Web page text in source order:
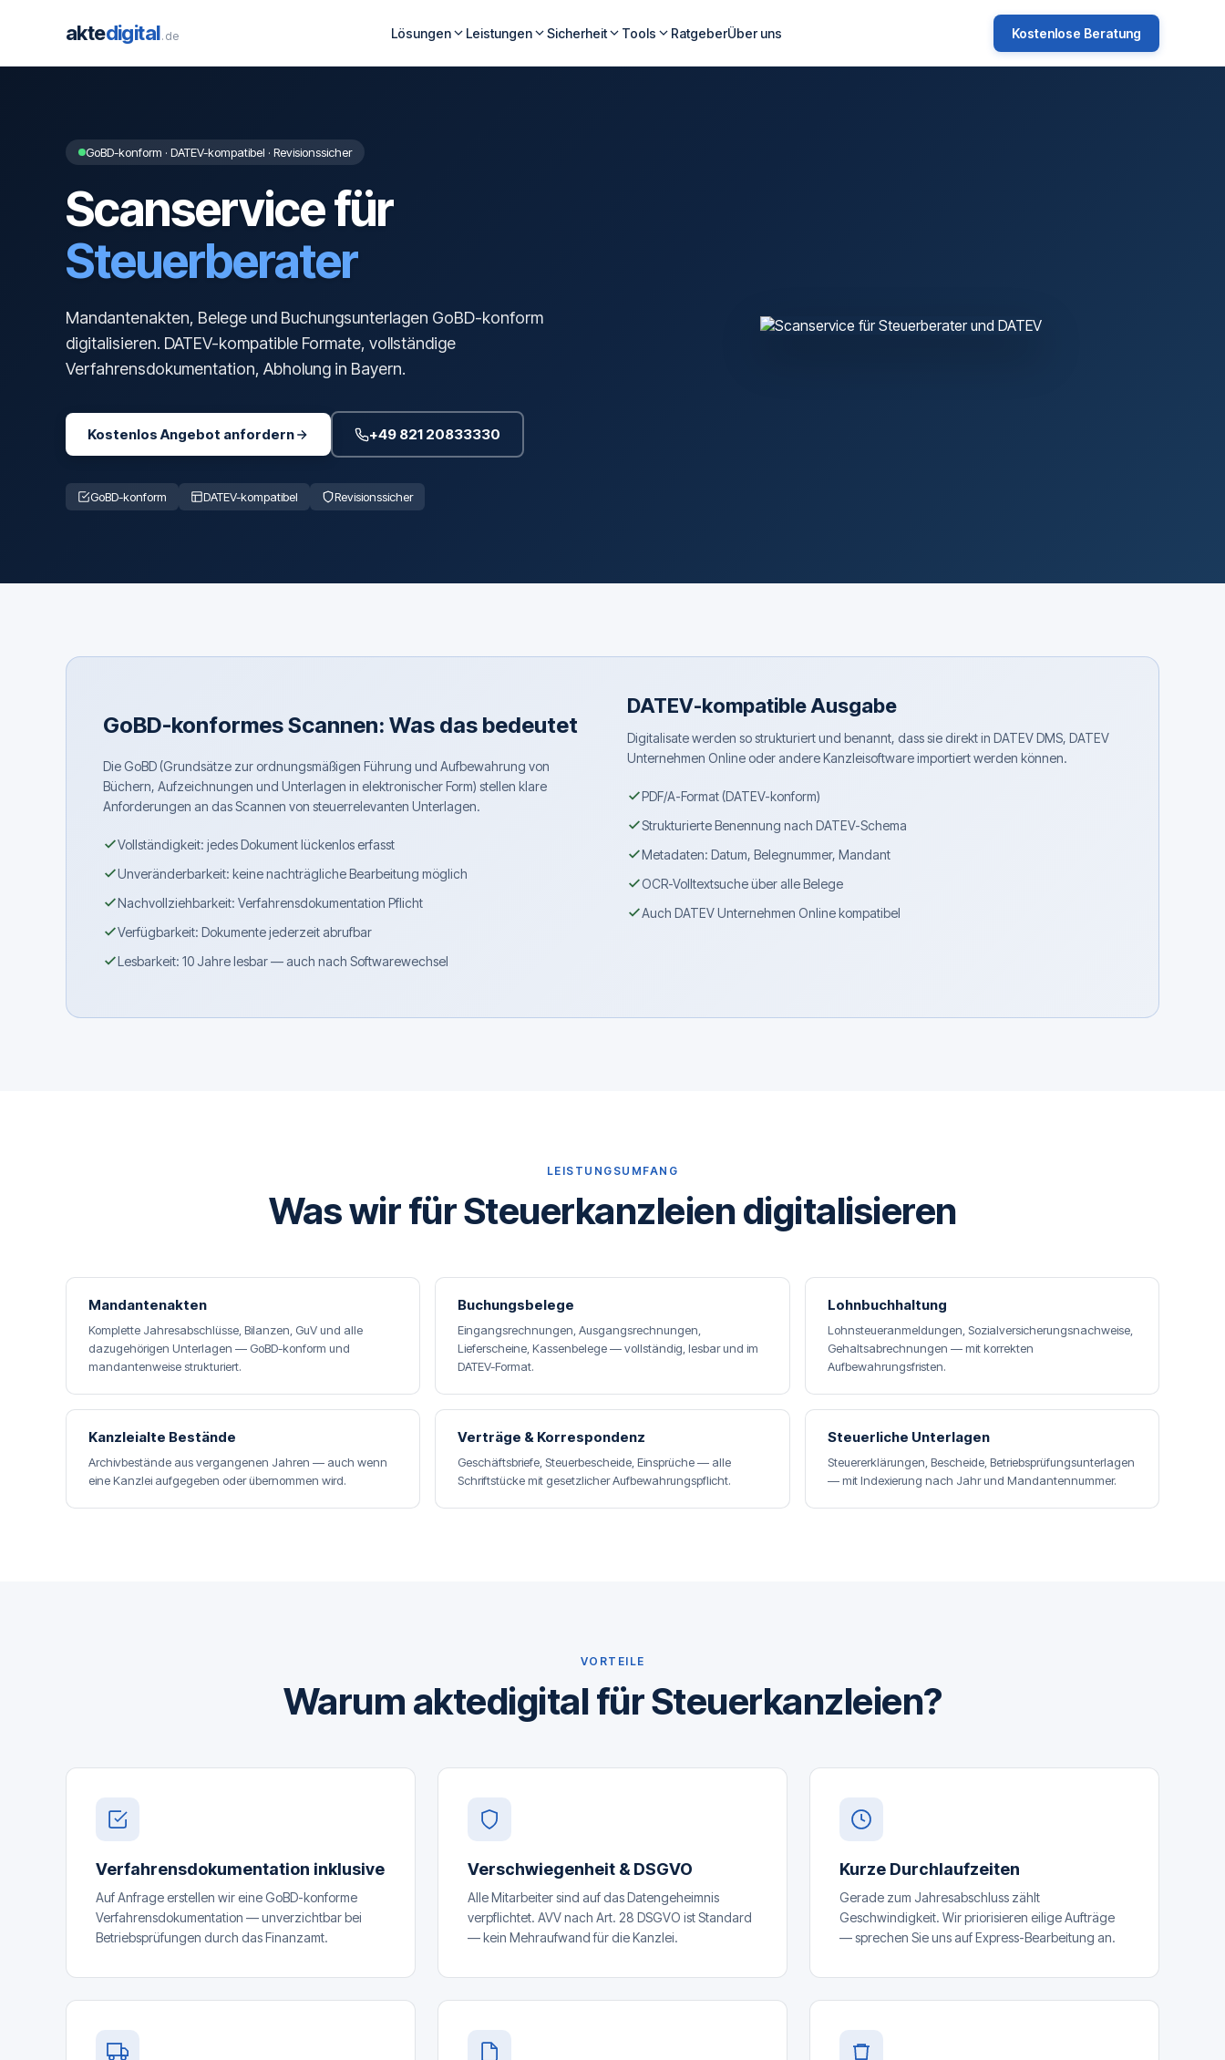
aktedigital.de Lösungen Leistungen Sicherheit Tools RatgeberÜber uns Kostenlose Beratung
GoBD-konform · DATEV-kompatibel · Revisionssicher
Scanservice für
Steuerberater
Mandantenakten, Belege und Buchungsunterlagen GoBD-konform
digitalisieren. DATEV-kompatible Formate, vollständige
Verfahrensdokumentation, Abholung in Bayern.
Kostenlos Angebot anfordern +49 821 20833330
GoBD-konform DATEV-kompatibel Revisionssicher
GoBD-konformes Scannen: Was das bedeutet
Die GoBD (Grundsätze zur ordnungsmäßigen Führung und Aufbewahrung von
Büchern, Aufzeichnungen und Unterlagen in elektronischer Form) stellen klare
Anforderungen an das Scannen von steuerrelevanten Unterlagen.
Vollständigkeit: jedes Dokument lückenlos erfasst
Unveränderbarkeit: keine nachträgliche Bearbeitung möglich
Nachvollziehbarkeit: Verfahrensdokumentation Pflicht
Verfügbarkeit: Dokumente jederzeit abrufbar
Lesbarkeit: 10 Jahre lesbar — auch nach Softwarewechsel
DATEV-kompatible Ausgabe
Digitalisate werden so strukturiert und benannt, dass sie direkt in DATEV DMS, DATEV
Unternehmen Online oder andere Kanzleisoftware importiert werden können.
PDF/A-Format (DATEV-konform)
Strukturierte Benennung nach DATEV-Schema
Metadaten: Datum, Belegnummer, Mandant
OCR-Volltextsuche über alle Belege
Auch DATEV Unternehmen Online kompatibel
LEISTUNGSUMFANG
Was wir für Steuerkanzleien digitalisieren
Mandantenakten
Komplette Jahresabschlüsse, Bilanzen, GuV und alle
dazugehörigen Unterlagen — GoBD-konform und
mandantenweise strukturiert.
Buchungsbelege
Eingangsrechnungen, Ausgangsrechnungen,
Lieferscheine, Kassenbelege — vollständig, lesbar und im
DATEV-Format.
Lohnbuchhaltung
Lohnsteueranmeldungen, Sozialversicherungsnachweise,
Gehaltsabrechnungen — mit korrekten
Aufbewahrungsfristen.
Kanzleialte Bestände
Archivbestände aus vergangenen Jahren — auch wenn
eine Kanzlei aufgegeben oder übernommen wird.
Verträge & Korrespondenz
Geschäftsbriefe, Steuerbescheide, Einsprüche — alle
Schriftstücke mit gesetzlicher Aufbewahrungspflicht.
Steuerliche Unterlagen
Steuererklärungen, Bescheide, Betriebsprüfungsunterlagen
— mit Indexierung nach Jahr und Mandantennummer.
VORTEILE
Warum aktedigital für Steuerkanzleien?
Verfahrensdokumentation inklusive
Auf Anfrage erstellen wir eine GoBD-konforme
Verfahrensdokumentation — unverzichtbar bei
Betriebsprüfungen durch das Finanzamt.
Verschwiegenheit & DSGVO
Alle Mitarbeiter sind auf das Datengeheimnis
verpflichtet. AVV nach Art. 28 DSGVO ist Standard
— kein Mehraufwand für die Kanzlei.
Kurze Durchlaufzeiten
Gerade zum Jahresabschluss zählt
Geschwindigkeit. Wir priorisieren eilige Aufträge
— sprechen Sie uns auf Express-Bearbeitung an.